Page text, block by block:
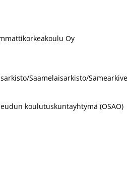
Oy
Saamelaisarkisto/
koulutuskuntayhtymä (OSAO)